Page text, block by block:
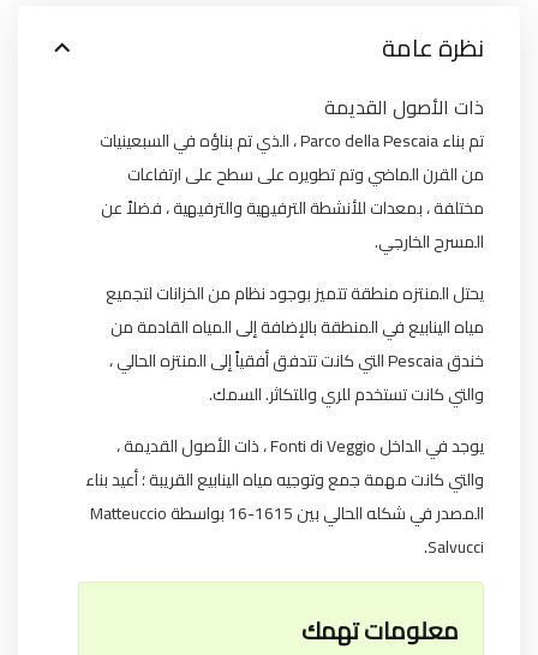
نظرة عامة
ذات الأصول القديمة
تم بناء Parco della Pescaia ، الذي تم بناؤه في السبعينيات
من القرن الماضي وتم تطويره على سطح على ارتفاعات
مختلفة ، بمعدات للأنشطة الترفيهية والترفيهية ، فضلاً عن
المسرح الخارجي.
يحتل المنتزه منطقة تتميز بوجود نظام من الخزانات لتجميع
مياه الينابيع في المنطقة بالإضافة إلى المياه القادمة من
خندق Pescaia التي كانت تتدفق أفقياً إلى المنتزه الحالي ،
والتي كانت تستخدم للري وللتكاثر. السمك.
يوجد في الداخل Fonti di Veggio ، ذات الأصول القديمة ،
والتي كانت مهمة جمع وتوجيه مياه الينابيع القريبة ؛ أعيد بناء
المصدر في شكله الحالي بين 1615-16 بواسطة Matteuccio
Salvucci.
معلومات تهمك